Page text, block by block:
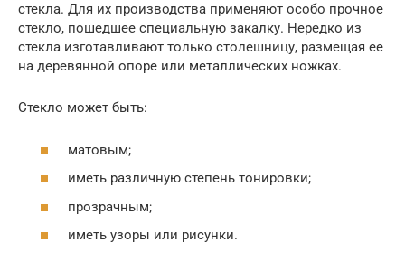
стекла. Для их производства применяют особо прочное
стекло, пошедшее специальную закалку. Нередко из
стекла изготавливают только столешницу, размещая ее
на деревянной опоре или металлических ножках.
Стекло может быть:
матовым;
иметь различную степень тонировки;
прозрачным;
иметь узоры или рисунки.